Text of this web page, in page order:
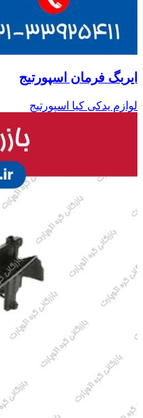
ایربگ فرمان اسپورتیج
لوازم یدکی کیا اسپورتیج